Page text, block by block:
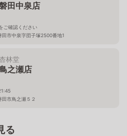
田中泉店
ご確認ください
田市中泉字団子塚2500番地1
林堂
鳥之瀬店
田市鳥之瀬５２
る